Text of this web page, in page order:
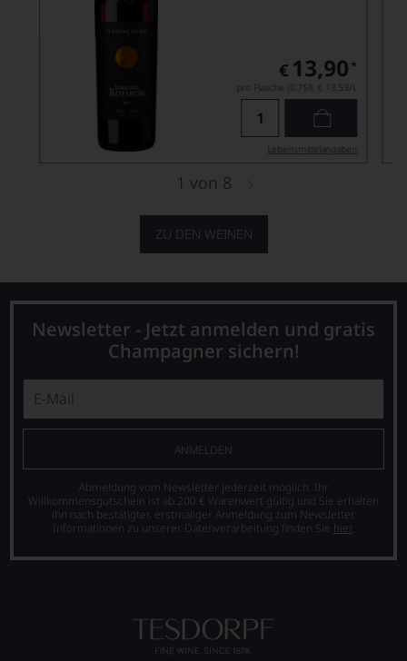
ZU DEN WEINEN
€ 13,90 *
pro Flasche (0.75l), € 18,53 /L
Lebensmittel­angaben
1 von 8
Newsletter - Jetzt anmelden und gratis
Champagner sichern!
ANMELDEN
Abmeldung vom Newsletter jederzeit möglich. Ihr
Willkommensgutschein ist ab 200 € Warenwert gültig und Sie erhalten
ihn nach bestätigter, erstmaliger Anmeldung zum Newsletter.
Informationen zu unserer Datenverarbeitung finden Sie hier.